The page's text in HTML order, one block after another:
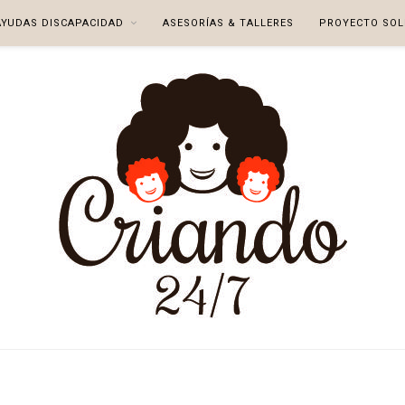
DISCAPACIDAD ASESORÍAS & TALLERES PROYECTO